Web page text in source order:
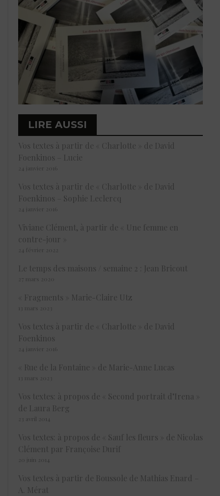
LIRE AUSSI
Vos textes à partir de « Charlotte » de David
Foenkinos – Lucie
24 janvier 2016
Vos textes à partir de « Charlotte » de David
Foenkinos – Sophie Leclercq
24 janvier 2016
Viviane Clément, à partir de « Une femme en
contre-jour »
24 février 2022
Le temps des maisons / semaine 2 : Jean Bricout
27 mars 2020
« Fragments » Marie-Claire Utz
13 mars 2023
Vos textes à partir de « Charlotte » de David
Foenkinos
24 janvier 2016
« Rue de la Fontaine » de Marie-Anne Lucas
13 mars 2023
Vos textes: à propos de « Second portrait d’Irena »
de Laura Berg
23 avril 2014
Vos textes: à propos de « Sauf les fleurs » de Nicolas
Clément par Françoise Durif
20 juin 2014
Vos textes à partir de Boussole de Mathias Enard –
A. Mérat